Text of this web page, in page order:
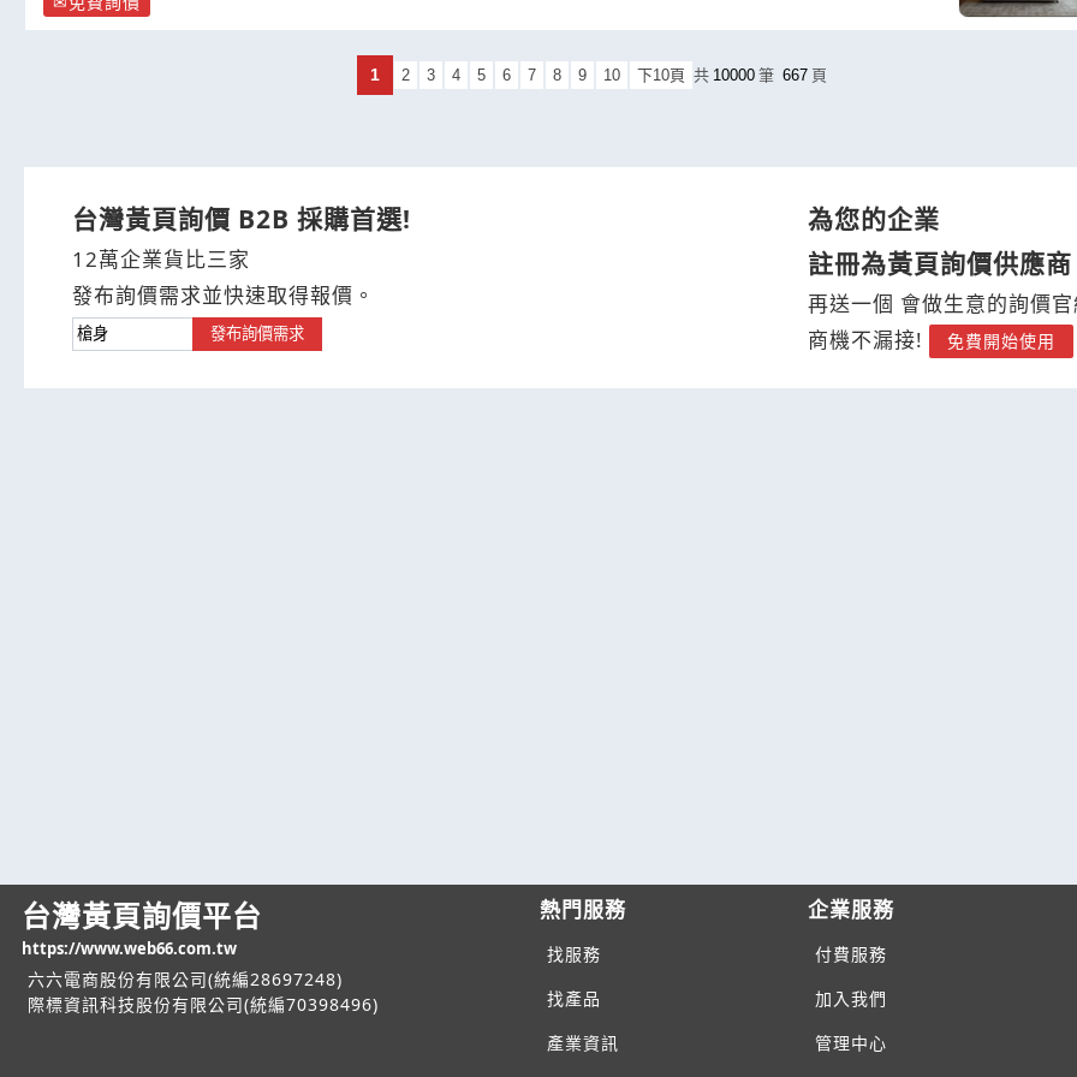
1 2 3 4 5 6 7 8 9 10 下10頁 共 10000 筆 667 頁
台灣黃頁詢價 B2B 採購首選!
12萬企業貨比三家
發布詢價需求並快速取得報價。
發布詢價需求
為您的企業
註冊為黃頁詢價供應商
再送一個 會做生意的詢價
商機不漏接!
免費開始使用
台灣黃頁詢價平台
https://www.web66.com.tw
六六電商股份有限公司(統編28697248)
際標資訊科技股份有限公司(統編70398496)
熱門服務
找服務
找產品
產業資訊
企業服務
付費服務
加入我們
管理中心